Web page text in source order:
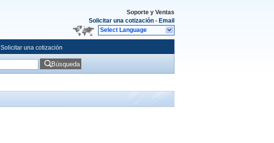
Soporte y Ventas
Solicitar una cotización - Email
Select Language
Solicitar una cotización
Búsqueda